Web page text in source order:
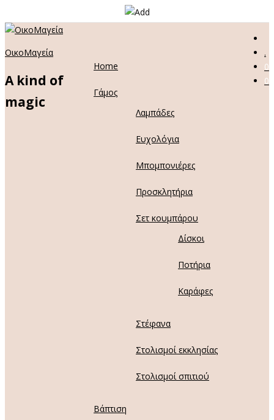
ΟικοΜαγεία
A kind of
magic
Home
Γάμος
Λαμπάδες
Ευχολόγια
Μπομπονιέρες
Προσκλητήρια
Σετ κουμπάρου
Δίσκοι
Ποτήρια
Καράφες
Στέφανα
Στολισμοί εκκλησίας
Στολισμοί σπιτιού
Βάπτιση
.
0
0